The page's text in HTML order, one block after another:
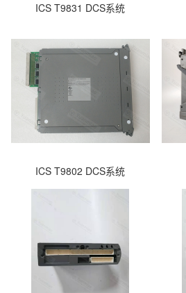
ICS T9831 DCS系统
ICS T9802 DCS系统